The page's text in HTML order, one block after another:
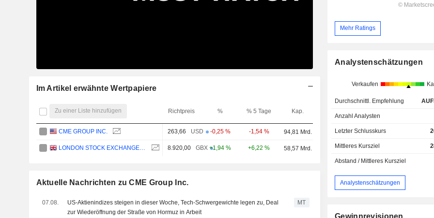
Im Artikel erwähnte Wertpapiere
Zu einer Liste hinzufügen Richtpreis % % 5 Tage Kap.
CME GROUP INC. 263,66 USD -0,25 % -1,54 % 94,81 Mrd.
8.920,00 GBX +1,94 % +6,22 % 58,57 Mrd.
Aktuelle Nachrichten zu CME Group Inc.
07.08.
US-Aktienindizes steigen in dieser Woche, Tech-Schwergewichte legen zu, Deal
zur Wiederöffnung der Straße von Hormuz in Arbeit
MT
Mehr Ratings
Analystenschätzungen
Verkaufen
Durchschnittl. Empfehlung
Anzahl Analysten
Letzter Schlusskurs
Mittleres Kursziel
Abstand / Mittleres Kursziel
Analystenschätzungen